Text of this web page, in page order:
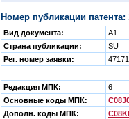
Номер публикации патента:
Вид документа:
A1
Страна публикации:
SU
Рег. номер заявки:
Редакция МПК:
6
Основные коды МПК:
Дополн. коды МПК: